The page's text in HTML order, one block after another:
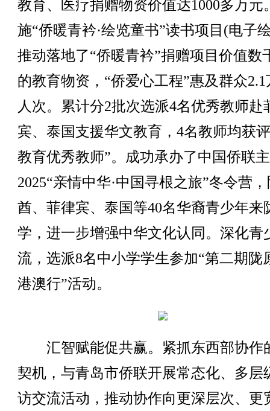
教育、医疗捐赠物资价值达1000多万元
施“侨暖青衿·绘览童书”读书项目(电子
推动落地了“侨暖青衿”捐赠项目价值数
的教育物资，“侨爱心工程”惠及群众2.1
人次。累计分2批次选派4名优秀教师赴
宾、泰国支援华文教育，4名教师均获
教育优秀教师”。成功承办了中国侨联
2025“亲情中华·中国寻根之旅”冬令营
酋、菲律宾、泰国等40名华裔青少年来
学，进一步增强中华文化认同。深化青
流，选派8名中小学学生参加“第二期陇
港澳行”活动。
汇智赋能促共赢。紧抓东西部协作
契机，与青岛市侨联开展常态化、多层
访交流活动，推动协作向更深层次、更